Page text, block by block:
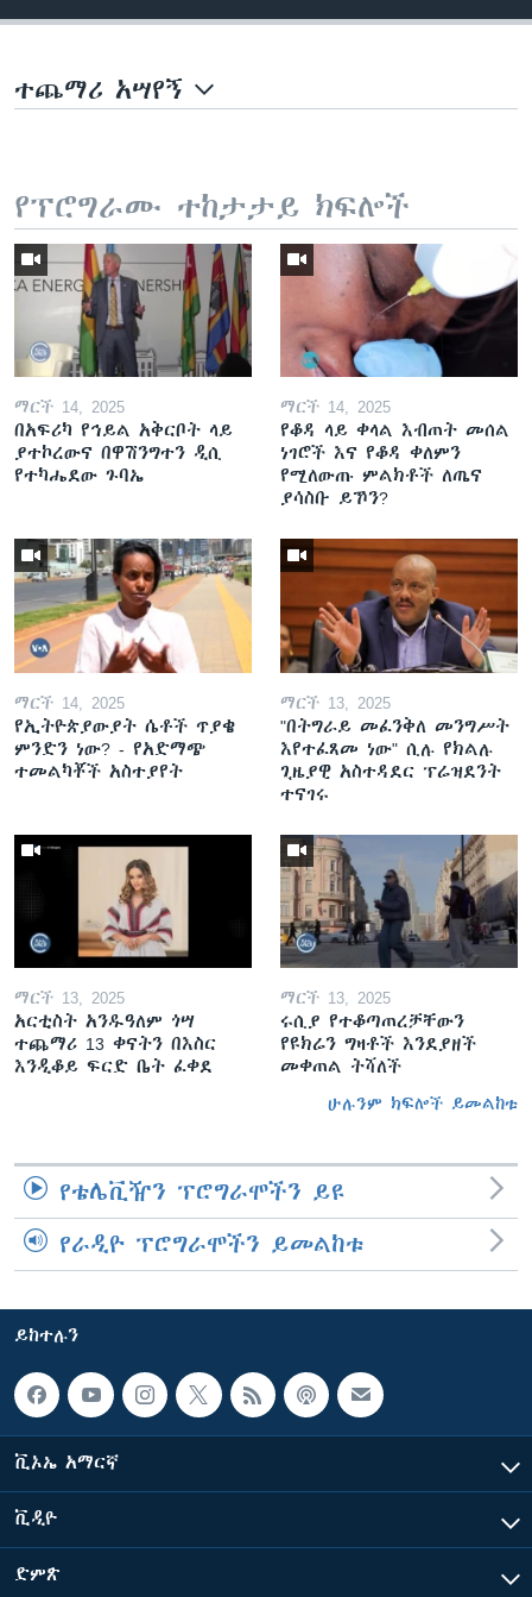
ተጨማሪ አሣየኝ
የፕሮግራሙ ተከታታይ ክፍሎች
ማርች 14, 2025
በአፍሪካ የኅይል አቅርቦት ላይ
ያተኮረውና በዋሽንግተን ዲሲ
የተካሔደው ጉባኤ
ማርች 14, 2025
የቆዳ ላይ ቀላል እብጠት መሰል
ነገሮች እና የቆዳ ቀለምን
የሚለውጡ ምልክቶች ለጤና
ያሳስቡ ይኾን?
ማርች 14, 2025
የኢትዮጵያውያት ሴቶች ጥያቄ
ምንድን ነው? - የአድማጭ
ተመልካቾች አስተያየት
ማርች 13, 2025
"በትግራይ መፈንቅለ መንግሥት
እየተፈጸመ ነው" ሲሉ የክልሉ
ጊዜያዊ አስተዳደር ፕሬዝደንት
ተናገሩ
ማርች 13, 2025
አርቲስት አንዱዓለም ጎሣ
ተጨማሪ 13 ቀናትን በእስር
እንዲቆይ ፍርድ ቤት ፈቀደ
ማርች 13, 2025
ሩሲያ የተቆጣጠረቻቸውን
የዩክሬን ግዛቶች እንደያዘች
መቀጠል ትሻለች
ሁሉንም ክፍሎች ይመልከቱ
የቴሌቪዥን ፕሮግራሞችን ይዩ
የራዲዮ ፕሮግራሞችን ይመልከቱ
ይከተሉን
ቪኦኤ አማርኛ
ቪዲዮ
ድምጽ